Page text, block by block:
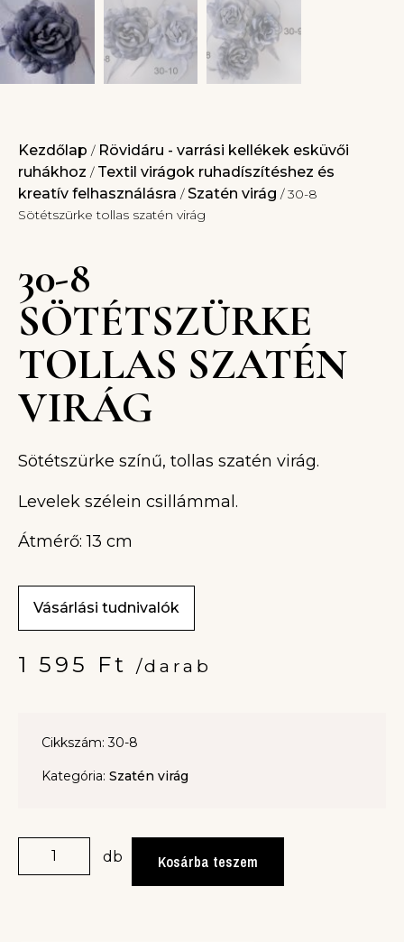
Kezdőlap / Rövidáru - varrási kellékek esküvői
ruhákhoz / Textil virágok ruhadíszítéshez és
kreatív felhasználásra /Szatén virág / 30-8
Sötétszürke tollas szatén virág
30-8
SÖTÉTSZÜRKE
TOLLAS SZATÉN
VIRÁG
Sötétszürke színű, tollas szatén virág.
Levelek szélein csillámmal.
Átmérő: 13 cm
Vásárlási tudnivalók
1 595 Ft /darab
Cikkszám: 30-8
Kategória: Szatén virág
db Kosárba teszem